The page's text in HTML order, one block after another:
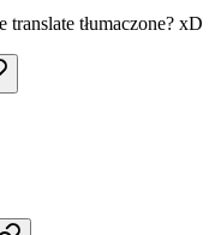
translate tłumaczone? xD